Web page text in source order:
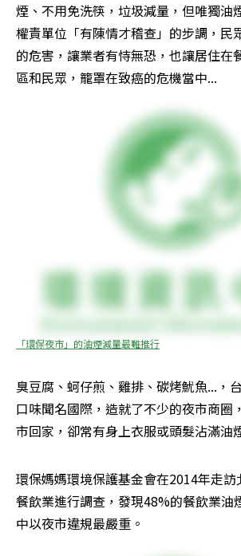
煙、不用免洗筷，垃圾減量，但唯獨油
權責單位「有陳情才稽查」的步調，民
的危害，讓業者有恃無恐，也讓居住在
區和民眾，籠罩在致癌的危機當中...
「環保夜市」的油煙減量最難推行
臭豆腐、蚵仔煎、雞排、碳烤魷魚...，
口味聞名國際，造就了不少的夜市商圈
市回家，卻常有身上衣服或頭髮沾滿油
環保媽媽環境保護基金會在2014年走
餐飲業進行調查，發現48%的餐飲業油
中以夜市違規最嚴重。